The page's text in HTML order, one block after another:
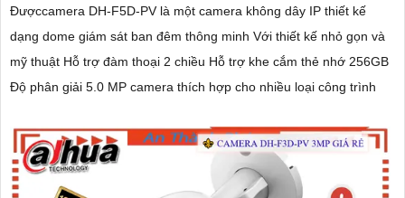
Đượccamera DH-F5D-PV là một camera không dây IP thiết kế
dạng dome giám sát ban đêm thông minh Với thiết kế nhỏ gọn và
mỹ thuật Hỗ trợ đàm thoại 2 chiều Hỗ trợ khe cắm thẻ nhớ 256GB
Độ phân giải 5.0 MP camera thích hợp cho nhiều loại công trình